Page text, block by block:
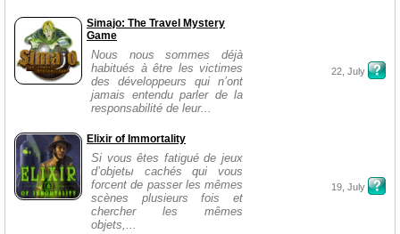
Simajo: The Travel Mystery
Game
Nous nous sommes déjà
habitués à être les victimes
des développeurs qui n’ont
jamais entendu parler de la
responsabilité de leur...
22, July
Elixir of Immortality
Si vous êtes fatigué de jeux
d’objetы cachés qui vous
forcent de passer les mêmes
scènes plusieurs fois et
chercher les mêmes
objets,...
19, July